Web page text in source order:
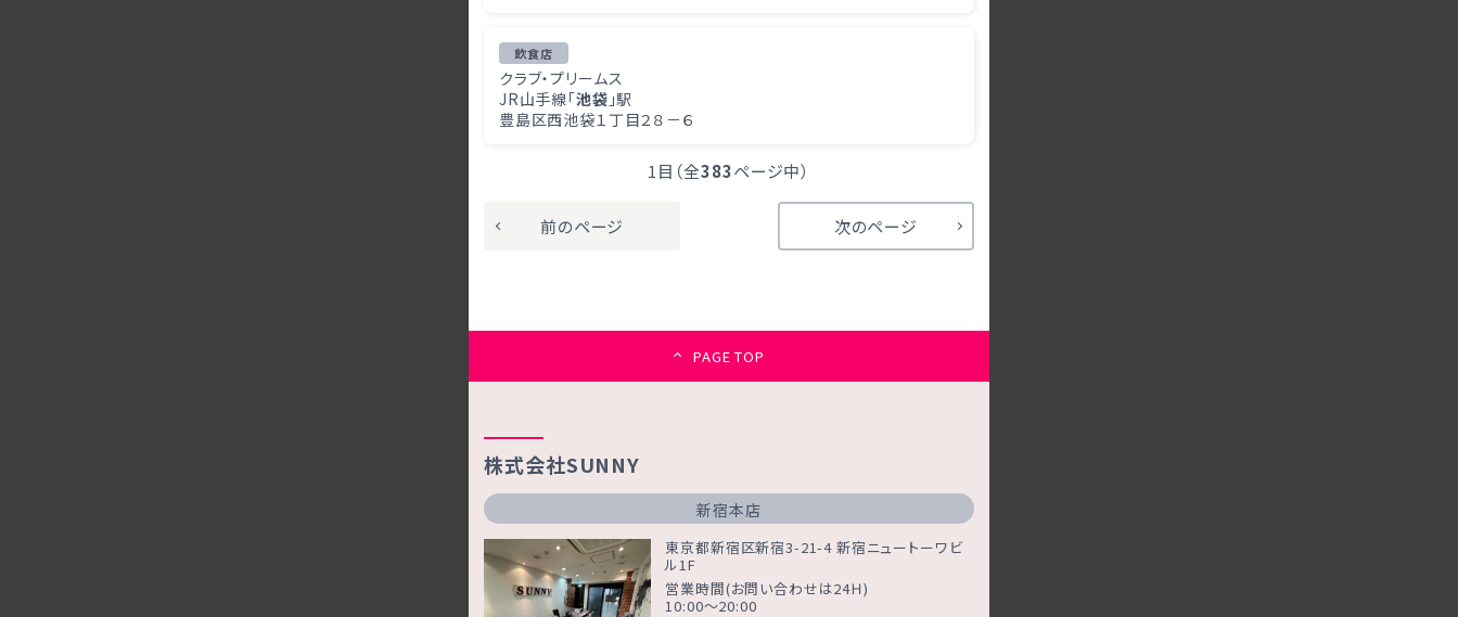
飲食店
クラブ・プリームス
JR山手線「池袋 」駅
豊島区西池袋１丁目２８－６
1目（全383ページ中）
前のページ 次のページ
PAGE TOP
株式会社SUNNY
新宿本店
東京都新宿区新宿3-21-4 新宿ニュートーワビ
ル1F
営業時間(お問い合わせは24Ｈ)
10:00～20:00